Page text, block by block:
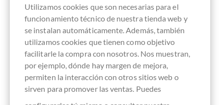
Chocolate con
azúcar
chocolate
puro sin
ingredientes
sin gluten sin lecitina
Embalaje
chocolate
Utilizamos cookies que son necesarias para el
funcionamiento técnico de nuestra tienda web y
se instalan automáticamente. Además, también
utilizamos cookies que tienen como objetivo
facilitarle la compra con nosotros. Nos muestran,
por ejemplo, dónde hay margen de mejora,
permiten la interacción con otros sitios web o
sirven para promover las ventas. Puedes